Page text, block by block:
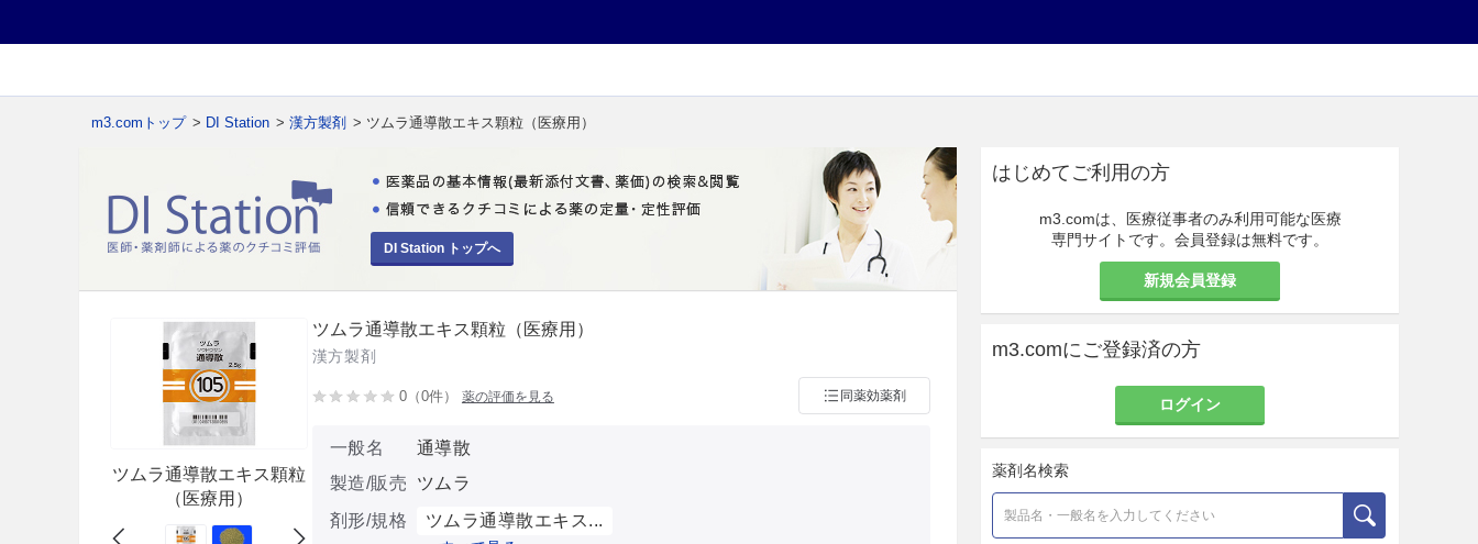
m3.comトップ > DI Station > 漢方製剤 > ツムラ通導散エキス顆粒（医療用）
DI Station トップへ
ツムラ通導散エキス顆粒
（医療用）
ツムラ通導散エキス顆粒（医療用）
漢方製剤
0（0件） 薬の評価を見る 同薬効薬剤
一般名
通導散
製造/販売
ツムラ
剤形/規格
ツムラ通導散エキス...
はじめてご利用の方
m3.comは、医療従事者のみ利用可能な医療
専門サイトです。会員登録は無料です。
新規会員登録
m3.comにご登録済の方
ログイン
薬剤名検索